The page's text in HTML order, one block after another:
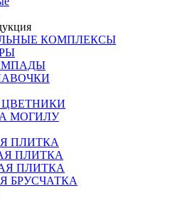
КОМПЛЕКСЫ
МОГИЛУ
ПЛИТКА
ПЛИТКА
ПЛИТКА
БРУСЧАТКА